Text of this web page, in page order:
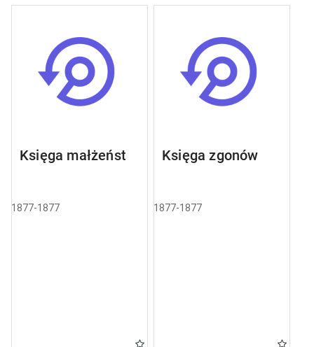
Księga małżeństw
1877-1877
Księga zgonów
1877-1877